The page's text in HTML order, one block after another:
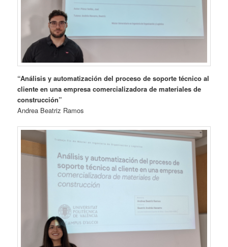
“Análisis y automatización del proceso de soporte técnico al
cliente en una empresa comercializadora de materiales de
construcción”
Andrea Beatriz Ramos